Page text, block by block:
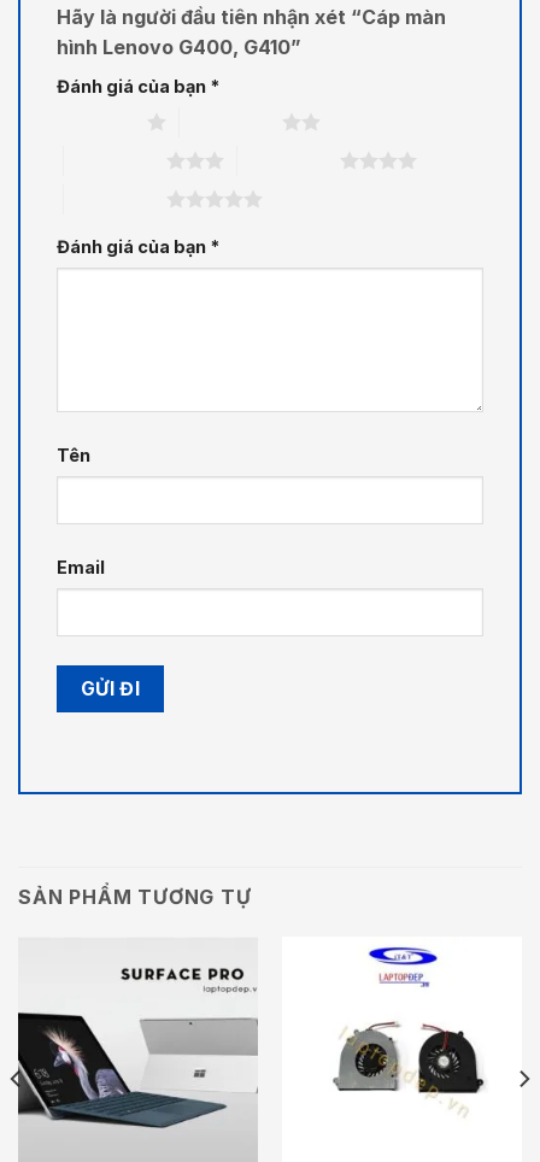
Hãy là người đầu tiên nhận xét “Cáp màn
hình Lenovo G400, G410”
Đánh giá của bạn *
Đánh giá của bạn *
Tên
Email
SẢN PHẨM TƯƠNG TỰ